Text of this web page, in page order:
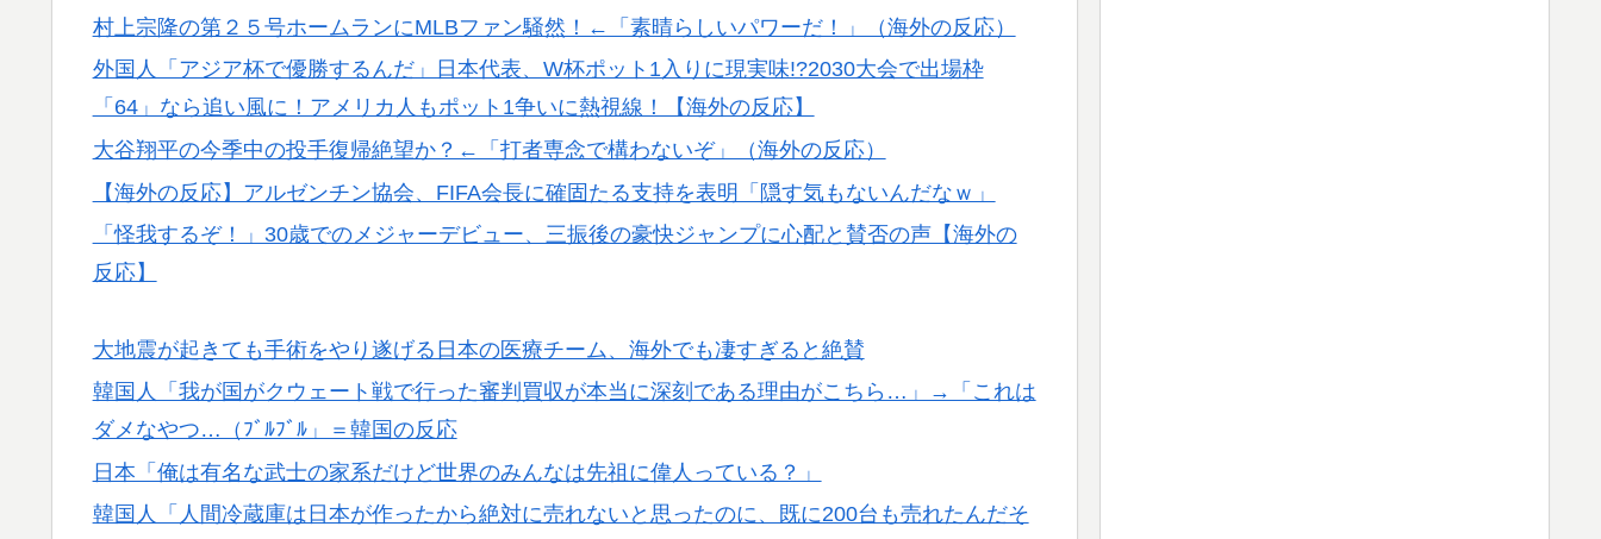
村上宗隆の第２５号ホームランにMLBファン騒然！←「素晴らしいパワーだ！」（海外の反応）
外国人「アジア杯で優勝するんだ」日本代表、W杯ポット1入りに現実味!?2030大会で出場枠
「64」なら追い風に！アメリカ人もポット1争いに熱視線！【海外の反応】
大谷翔平の今季中の投手復帰絶望か？←「打者専念で構わないぞ」（海外の反応）
【海外の反応】アルゼンチン協会、FIFA会長に確固たる支持を表明「隠す気もないんだなｗ」
「怪我するぞ！」30歳でのメジャーデビュー、三振後の豪快ジャンプに心配と賛否の声【海外の
反応】
大地震が起きても手術をやり遂げる日本の医療チーム、海外でも凄すぎると絶賛
韓国人「我が国がクウェート戦で行った審判買収が本当に深刻である理由がこちら…」→「これは
ダメなやつ…（ﾌﾞﾙﾌﾞﾙ」＝韓国の反応
日本「俺は有名な武士の家系だけど世界のみんなは先祖に偉人っている？」
韓国人「人間冷蔵庫は日本が作ったから絶対に売れないと思ったのに、既に200台も売れたんだそ